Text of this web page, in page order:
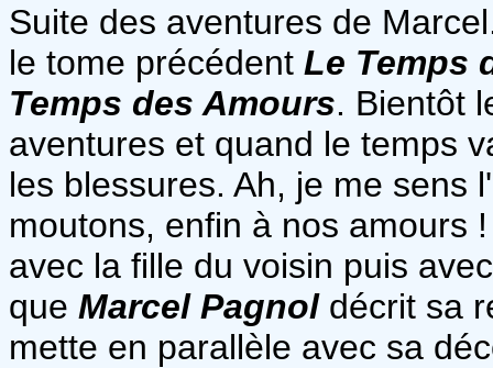
Suite des aventures de
le tome précédent Le Temps
Temps des Amours. Bientôt
aventures et quand le temps
les blessures. Ah, je me sens
moutons, enfin à nos amours
avec la fille du voisin puis
que Marcel Pagnoldécrit sa
mette en parallèle avec sa